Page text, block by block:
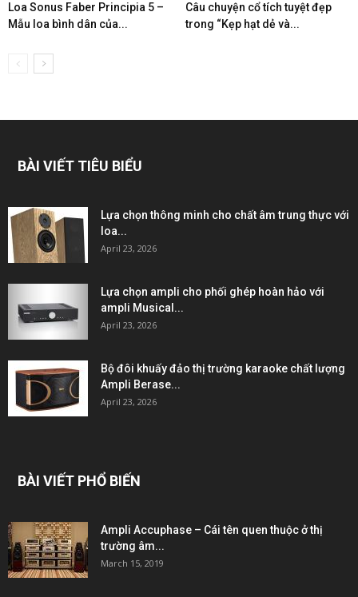
Loa Sonus Faber Principia 5 –
Mẫu loa bình dân của...
Câu chuyện cổ tích tuyệt đẹp
trong “Kẹp hạt dẻ và...
BÀI VIẾT TIÊU BIỂU
Lựa chọn thông minh cho chất âm trung thực với
loa...
April 23, 2026
Lựa chọn ampli cho phối ghép hoàn hảo với
ampli Musical...
April 23, 2026
Bộ đôi khuấy đảo thị trường karaoke chất lượng
Ampli Berase...
April 23, 2026
BÀI VIẾT PHỔ BIẾN
Ampli Accuphase – Cái tên quen thuộc ở thị
trường âm...
March 15, 2019